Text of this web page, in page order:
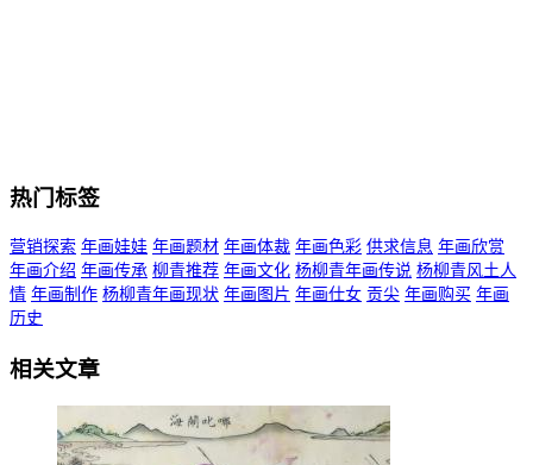
热门标签
营销探索 年画娃娃 年画题材 年画体裁 年画色彩 供求信息 年画欣赏
年画介绍 年画传承 柳青推荐 年画文化 杨柳青年画传说 杨柳青风土人
情 年画制作 杨柳青年画现状 年画图片 年画仕女 贡尖 年画购买 年画
历史
相关文章